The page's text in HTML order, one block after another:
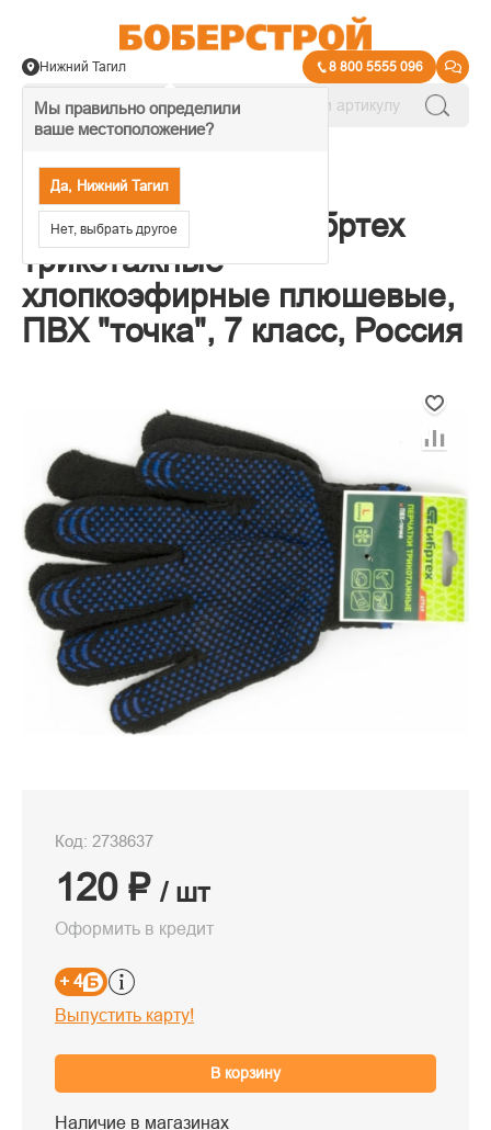
Мы правильно определили
ваше местоположение?
Да, Нижний Тагил
Нет, выбрать другое
Нижний Тагил 8 800 5555 096
67769 Перчатки Сибртех
трикотажные
хлопкоэфирные плюшевые,
ПВХ "точка", 7 класс, Россия
Код: 2738637
120 ₽ / шт
Оформить в кредит
+ 4
Выпустить карту!
В корзину
Наличие в магазинах